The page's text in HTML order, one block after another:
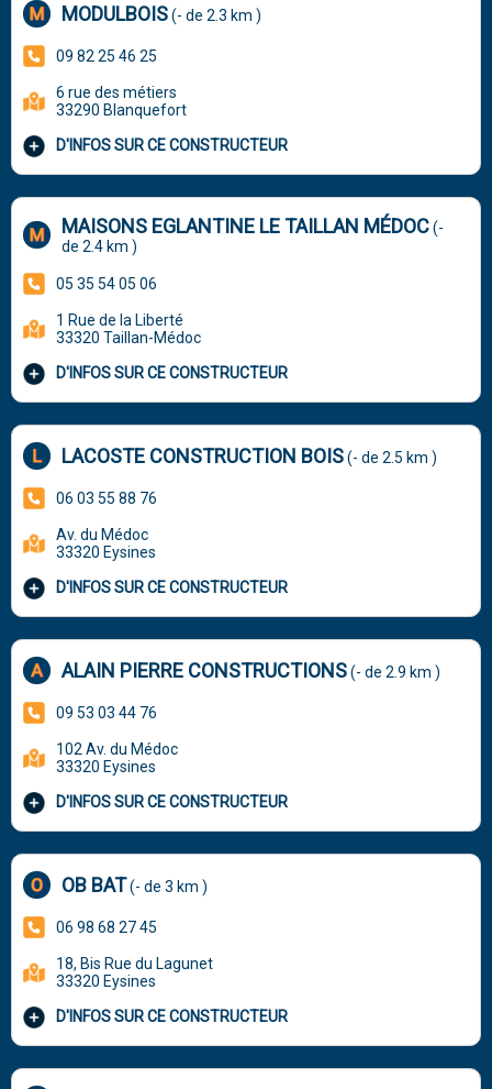
MODULBOIS(- de 2.3 km )
09 82 25 46 25
6 rue des métiers
33290 Blanquefort
D'INFOS SUR CE CONSTRUCTEUR
MAISONS EGLANTINE LE TAILLAN MÉDOC(-
de 2.4 km )
05 35 54 05 06
1 Rue de la Liberté
33320 Taillan-Médoc
D'INFOS SUR CE CONSTRUCTEUR
LACOSTE CONSTRUCTION BOIS(- de 2.5 km )
06 03 55 88 76
Av. du Médoc
33320 Eysines
D'INFOS SUR CE CONSTRUCTEUR
ALAIN PIERRE CONSTRUCTIONS(- de 2.9 km )
09 53 03 44 76
102 Av. du Médoc
33320 Eysines
D'INFOS SUR CE CONSTRUCTEUR
OB BAT(- de 3 km )
06 98 68 27 45
18, Bis Rue du Lagunet
33320 Eysines
D'INFOS SUR CE CONSTRUCTEUR